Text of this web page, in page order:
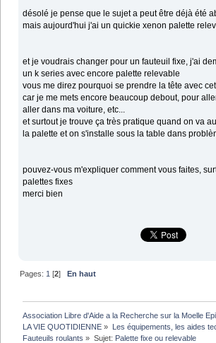
désolé je pense que le sujet a peut être déjà été
mais aujourd'hui j'ai un quickie xenon palette
et je voudrais changer pour un fauteuil fixe, j'ai
un k series avec encore palette relevable
vous me direz pourquoi se prendre la tête avec
car je me mets encore beaucoup debout, pour
aller dans ma voiture, etc...
et surtout je trouve ça très pratique quand on va
la palette et on s'installe sous la table dans
pouvez-vous m'expliquer comment vous faites,
palettes fixes
merci bien
Pages: 1 [2]En haut
Association Libre d'Aide a la Recherche sur la Moelle
LA VIE QUOTIDIENNE » Les équipements, les aides
Fauteuils roulants » Sujet: Palette fixe ou relevable